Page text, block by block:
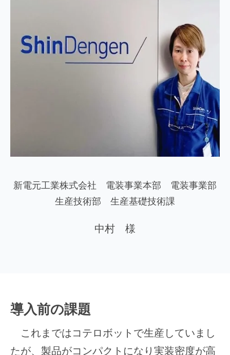
新電元工業株式会社 電装事業本部 電装事業部​
生産技術部 生産基礎技術課
中村 様
導入前の課題
これまではコテロボットで生産していまし
たが、製品がコンパクトになり実装密度が高